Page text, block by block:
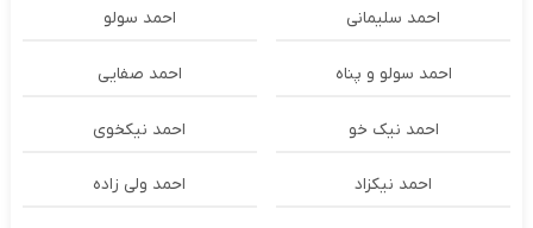
احمد سلیمانی احمد سولو
احمد سولو و پناه احمد صفایی
احمد نیک خو احمد نیکخوی
احمد نیکزاد احمد ولی زاده